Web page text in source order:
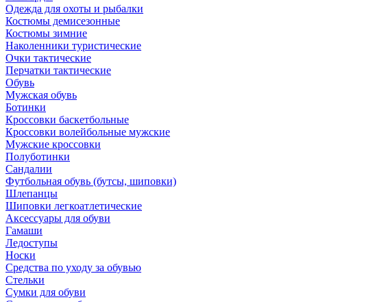
Одежда для охоты и рыбалки
Костюмы демисезонные
Костюмы зимние
Наколенники туристические
Очки тактические
Перчатки тактические
Обувь
Мужская обувь
Ботинки
Кроссовки баскетбольные
Кроссовки волейбольные мужские
Мужские кроссовки
Полуботинки
Сандалии
Футбольная обувь (бутсы, шиповки)
Шлепанцы
Шиповки легкоатлетические
Аксессуары для обуви
Гамаши
Ледоступы
Носки
Средства по уходу за обувью
Стельки
Сумки для обуви